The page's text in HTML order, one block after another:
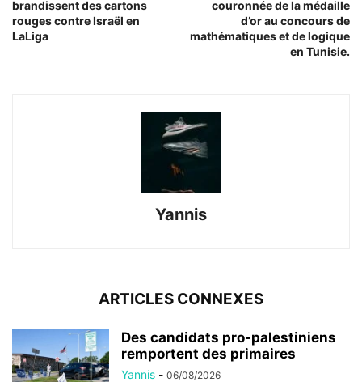
brandissent des cartons
rouges contre Israël en
LaLiga
couronnée de la médaille
d’or au concours de
mathématiques et de logique
en Tunisie.
Yannis
ARTICLES CONNEXES
Des candidats pro-palestiniens
remportent des primaires
Yannis - 06/08/2026